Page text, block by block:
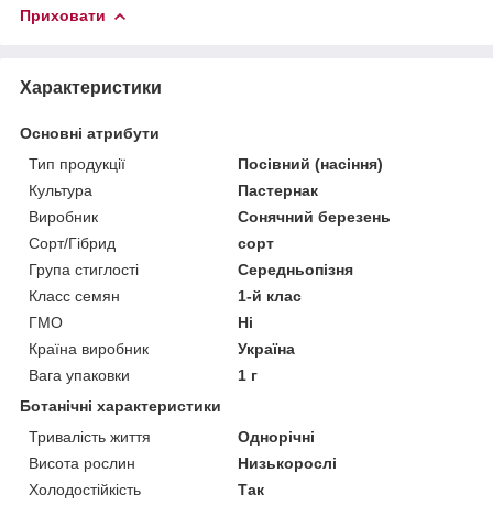
Приховати
Характеристики
Основні атрибути
Тип продукції
Посівний (насіння)
Культура
Пастернак
Виробник
Сонячний березень
Сорт/Гібрид
сорт
Група стиглості
Середньопізня
Класс семян
1-й клас
ГМО
Ні
Країна виробник
Україна
Вага упаковки
1 г
Ботанічні характеристики
Тривалість життя
Однорічні
Висота рослин
Низькорослі
Холодостійкість
Так